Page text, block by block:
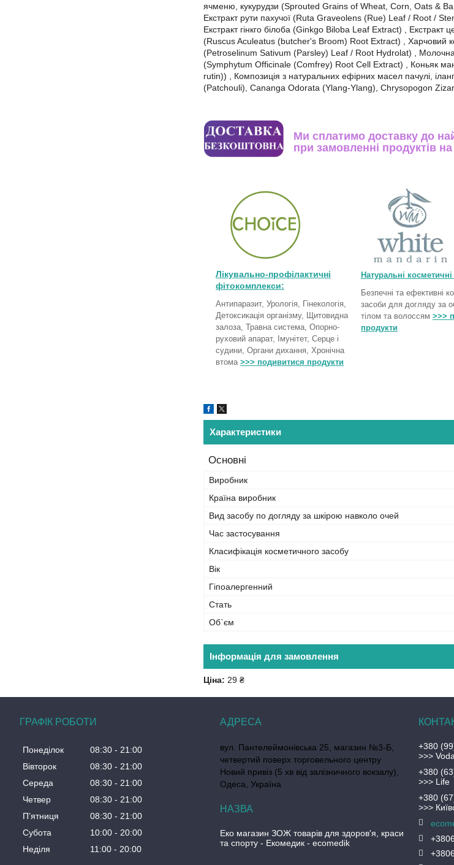
ячменю, кукурудзи (Sprouted Grains of Wheat, Corn, Oats &
Екстракт рути пахучої (Ruta Graveolens (Rue) Leaf / Root /
Екстракт гінкго білоба (Ginkgo Biloba Leaf Extract) , Екстракт
(Ruscus Aculeatus (butcher's Broom) Root Extract) , Харчовий
(Petroselinum Sativum (Parsley) Leaf / Root Hydrolat) ,
(Symphytum Officinale (Comfrey) Root Cell Extract) , Коньяк
rutin)) , Композиція з натуральних ефірних масел пачулі,
(Patchouli), Cananga Odorata (Ylang-Ylang), Chrysopogon
Ми сплатимо доставку до
при замовленні продуктів
Лікувально-профілактичні
фітокомплекси:
Антипаразит, Урологія, Гінекологія,
Детоксикація організму, Щитовидна
залоза, Травна система, Опорно-
руховий апарат, Імунітет, Серце і
судини, Органи дихання, Хронічна
втома >>> подивитися продукти
Натуральні
Безпечні та ефективні
засоби для догляду за
тілом та волоссям >>>
продукти
Характеристики
Основні
Виробник
Країна виробник
Вид засобу по догляду за шкірою навколо очей
Час застосування
Класифікація косметичного засобу
Вік
Гіпоалергенний
Стать
Об`єм
Інформація для замовлення
Ціна: 29 ₴
ГРАФІК РОБОТИ
Понеділок 08:30
21:00
Вівторок
08:30
21:00
Середа
08:30
21:00
Четвер
08:30
21:00
Пʼятниця
08:30
21:00
Субота
10:00
20:00
Неділя
11:00 20:00
вул. Пантелеймонівська 25, магазин №3-Б,
четвертий поверх торговельного центру
Новий привіз (5 хв від залізничного вокзалу),
Одеса, Україна
Еко магазин ЗОЖ товарів для здоров'я, краси
та спорту - Екомедик - ecomedik
+380
>>>
+380
>>> Life
+380
>>>